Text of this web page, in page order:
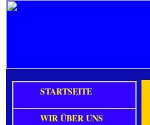
STARTSEITE
WIR ÜBER UNS